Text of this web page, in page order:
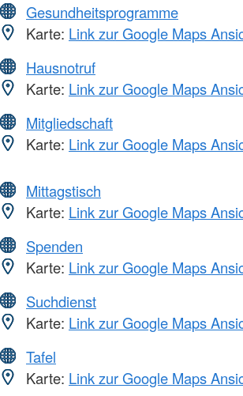
Gesundheitsprogramme
Karte: Link zur Google Maps
Hausnotruf
Karte: Link zur Google Maps
Mitgliedschaft
Karte: Link zur Google Maps
Mittagstisch
Karte: Link zur Google Maps
Spenden
Karte: Link zur Google Maps
Suchdienst
Karte: Link zur Google Maps
Tafel
Karte: Link zur Google Maps